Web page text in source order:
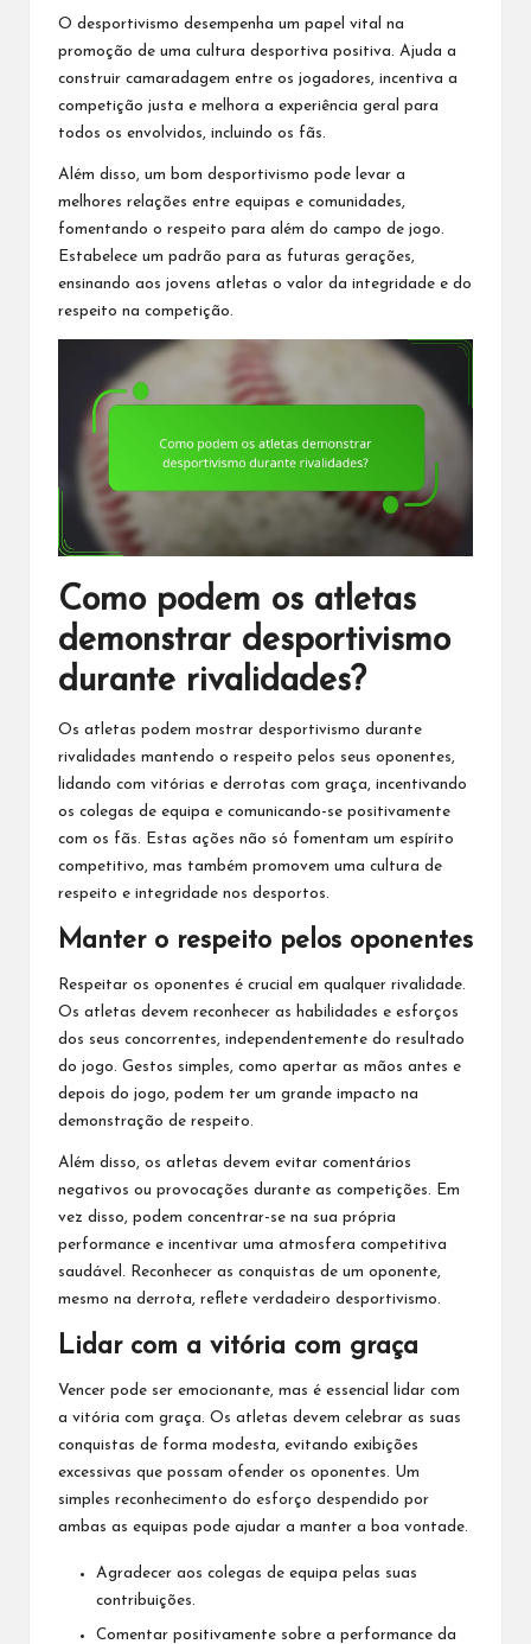
O desportivismo desempenha um papel vital na
promoção de uma cultura desportiva positiva. Ajuda a
construir camaradagem entre os jogadores, incentiva a
competição justa e melhora a experiência geral para
todos os envolvidos, incluindo os fãs.
Além disso, um bom desportivismo pode levar a
melhores relações entre equipas e comunidades,
fomentando o respeito para além do campo de jogo.
Estabelece um padrão para as futuras gerações,
ensinando aos jovens atletas o valor da integridade e do
respeito na competição.
Como podem os atletas
demonstrar desportivismo
durante rivalidades?
Os atletas podem mostrar desportivismo durante
rivalidades mantendo o respeito pelos seus oponentes,
lidando com vitórias e derrotas com graça, incentivando
os colegas de equipa e comunicando-se positivamente
com os fãs. Estas ações não só fomentam um espírito
competitivo, mas também promovem uma cultura de
respeito e integridade nos desportos.
Manter o respeito pelos oponentes
Respeitar os oponentes é crucial em qualquer rivalidade.
Os atletas devem reconhecer as habilidades e esforços
dos seus concorrentes, independentemente do resultado
do jogo. Gestos simples, como apertar as mãos antes e
depois do jogo, podem ter um grande impacto na
demonstração de respeito.
Além disso, os atletas devem evitar comentários
negativos ou provocações durante as competições. Em
vez disso, podem concentrar-se na sua própria
performance e incentivar uma atmosfera competitiva
saudável. Reconhecer as conquistas de um oponente,
mesmo na derrota, reflete verdadeiro desportivismo.
Lidar com a vitória com graça
Vencer pode ser emocionante, mas é essencial lidar com
a vitória com graça. Os atletas devem celebrar as suas
conquistas de forma modesta, evitando exibições
excessivas que possam ofender os oponentes. Um
simples reconhecimento do esforço despendido por
ambas as equipas pode ajudar a manter a boa vontade.
Agradecer aos colegas de equipa pelas suas
contribuições.
Comentar positivamente sobre a performance da